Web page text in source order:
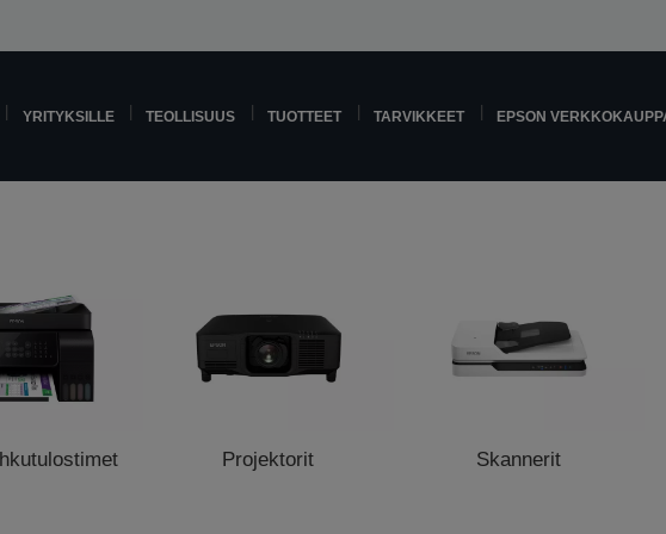
YRITYKSILLE TEOLLISUUS TUOTTEET TARVIKKEET EPSON
Projektorit Skannerit